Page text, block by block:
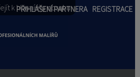
k hlavnímu obsahu
PŘIHLÁŠENÍ PARTNERA REGISTRACE